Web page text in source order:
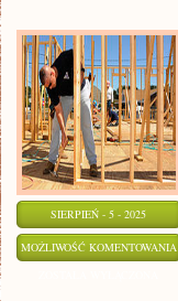
SIERPIEŃ - 5 - 2025
MOŻLIWOŚĆ KOMENTOWANIA